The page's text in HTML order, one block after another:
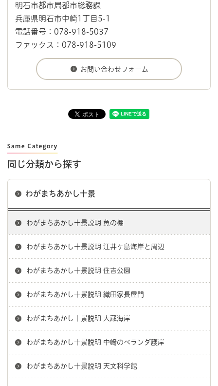
明石市都市局都市総務課
兵庫県明石市中崎1丁目5-1
電話番号：078-918-5037
ファックス：078-918-5109
同じ分類から探す
わがまちあかし十景
わがまちあかし十景説明 魚の棚
わがまちあかし十景説明 江井ヶ島海岸と周辺
わがまちあかし十景説明 住吉公園
わがまちあかし十景説明 織田家長屋門
わがまちあかし十景説明 大蔵海岸
わがまちあかし十景説明 中崎のベランダ護岸
わがまちあかし十景説明 天文科学館